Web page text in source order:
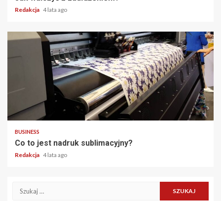
Redakcja 4 lata ago
2 min read
BUSINESS
Co to jest nadruk sublimacyjny?
Redakcja 4 lata ago
Szukaj: